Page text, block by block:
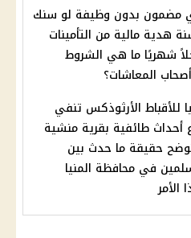
بدون وظيفة لو سنك
من 45 سنة هدية مالية من التأمينات
شهريًا ما هي الشروط
المعاشات؟
للأقباط الأرثوذكس تنفي
أحداث طائفية بقرية منشية
حقيقة ما حدث بين
في محافظة المنيا